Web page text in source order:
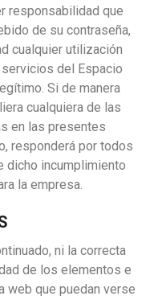
responsabilidad que
de su contraseña,
cualquier utilización
del Espacio
Si de manera
cualquiera de las
en las presentes
responderá por todos
dicho incumplimiento
la empresa.
ni la correcta
de los elementos e
web que puedan verse